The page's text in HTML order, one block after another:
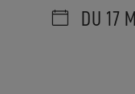
DU 17